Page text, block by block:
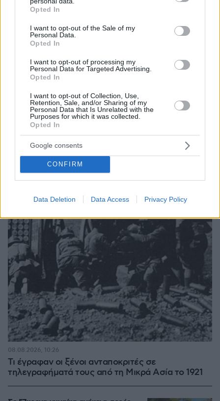
grant or deny consent to Google and its third-party tags to
use your data for below specified purposes in below Google
consent section.
Opted In
I want to opt-out of the Sale of my
Personal Data.
Opted In
I want to opt-out of processing my
Personal Data for Targeted Advertising.
Opted In
I want to opt-out of Collection, Use,
Retention, Sale, and/or Sharing of my
Personal Data that Is Unrelated with the
Purposes for which it was collected.
Opted In
Google consents
CONFIRM
Data Deletion Data Access Privacy Policy
Από τη Μόρια στον γάμο, τη ΜΚΟ και την
κατηγορία για φόνο: Η σκοτεινή διαδρομή του
26χρονου Αφγανού που σκότωσε τη Βρετανίδα
στην Κυψέλη
08.08.2026, 12:18
Τι έγραφαν οι ξένοι ανταποκριτές σε
τηλεγραφήματά τους από τη Μικρά Ασία το 1921
08.08.2026, 10:26